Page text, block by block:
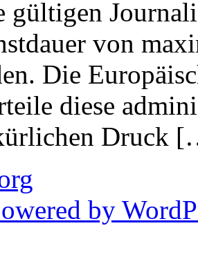
gültigen
von
Die
diese
Druck
by